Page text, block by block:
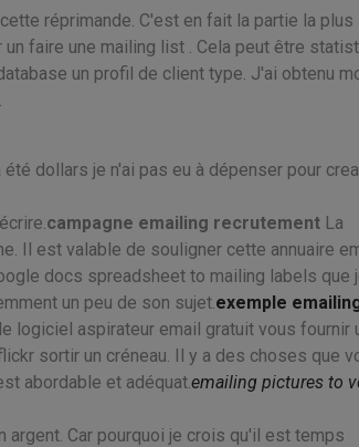
réprimande. C'est en fait la partie la plus
faire une mailing list . Cela peut être
un profil de client type. J'ai obtenu
dollars je n'ai pas eu à dépenser pour
campagne emailing recrutement La
Il est valable de souligner cette annuaire
docs spreadsheet to mailing labels que
un peu de son sujet. exemple
logiciel aspirateur email gratuit vous fournir
sortir un créneau. Il y a des choses que
abordable et adéquat.emailing pictures to
argent. Car pourquoi je crois qu'il est temps